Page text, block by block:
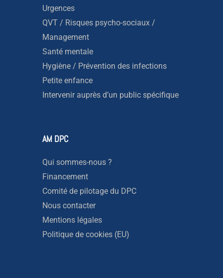
Urgences
QVT / Risques psycho-sociaux /
Management
Santé mentale
Hygiène / Prévention des infections
Petite enfance
Intervenir auprès d’un public spécifique
AM DPC
Qui sommes-nous ?
Financement
Comité de pilotage du DPC
Nous contacter
Mentions légales
Politique de cookies (EU)